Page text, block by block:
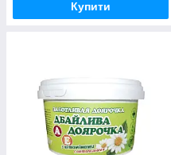
Купити